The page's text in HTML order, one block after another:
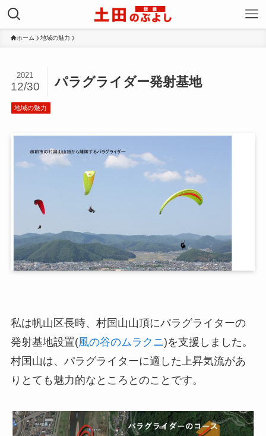
ホーム 地域の魅力
パラグライダー発射基地
2021
12/30
地域の魅力
私は帆山区長時、村国山山頂にパラグライターの
発射基地設置(風の谷のムラクニ)を支援しました。
村国山は、パラグライターに適した上昇気流があ
りとても魅力的なところとのことです。